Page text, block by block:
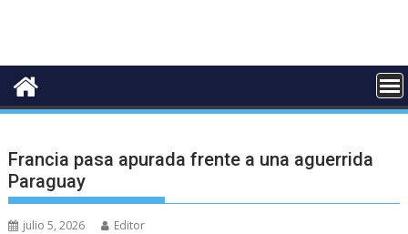
Francia pasa apurada frente a una aguerrida
Paraguay
julio 5, 2026 Editor